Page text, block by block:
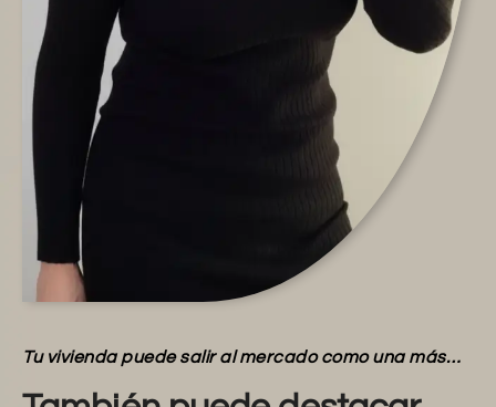
Tu vivienda puede salir al mercado como una más…